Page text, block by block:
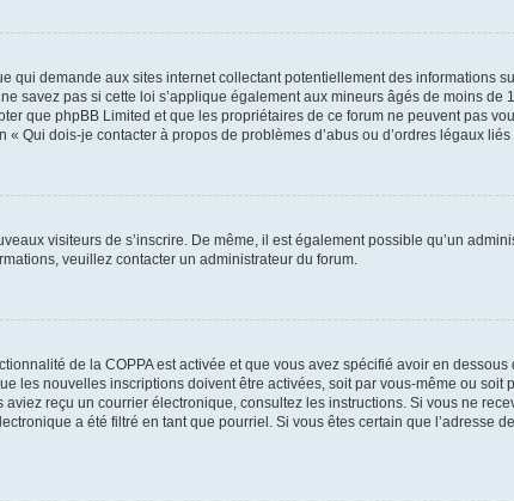
qui demande aux sites internet collectant potentiellement des informations
savez pas si cette loi s’applique également aux mineurs âgés de moins de
que phpBB Limited et que les propriétaires de ce forum ne peuvent pas
Qui dois-je contacter à propos de problèmes d’abus ou d’ordres légaux liés
visiteurs de s’inscrire. De même, il est également possible qu’un
veuillez contacter un administrateur du forum.
de la COPPA est activée et que vous avez spécifié avoir en dessous
les nouvelles inscriptions doivent être activées, soit par vous-même ou soit
reçu un courrier électronique, consultez les instructions. Si vous ne
a été filtré en tant que pourriel. Si vous êtes certain que l’adresse